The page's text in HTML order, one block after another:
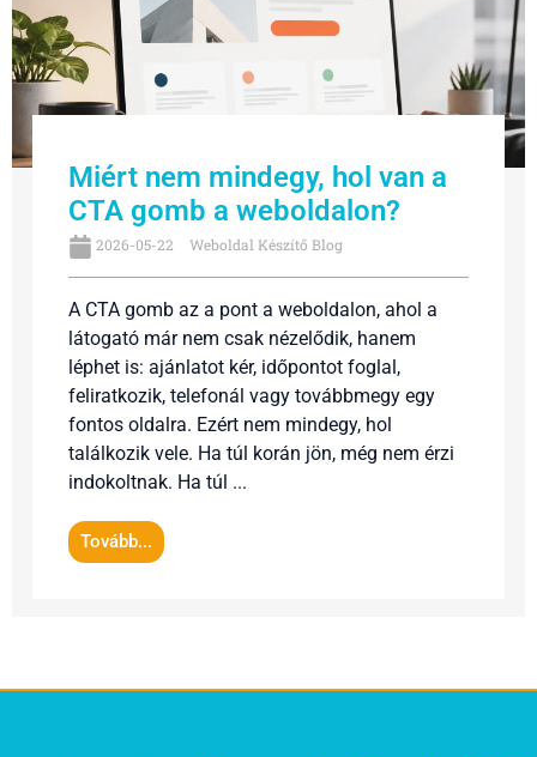
Miért nem mindegy, hol van a
CTA gomb a weboldalon?
2026-05-22 Weboldal Készítő Blog
A CTA gomb az a pont a weboldalon, ahol a
látogató már nem csak nézelődik, hanem
léphet is: ajánlatot kér, időpontot foglal,
feliratkozik, telefonál vagy továbbmegy egy
fontos oldalra. Ezért nem mindegy, hol
találkozik vele. Ha túl korán jön, még nem érzi
indokoltnak. Ha túl ...
Tovább...